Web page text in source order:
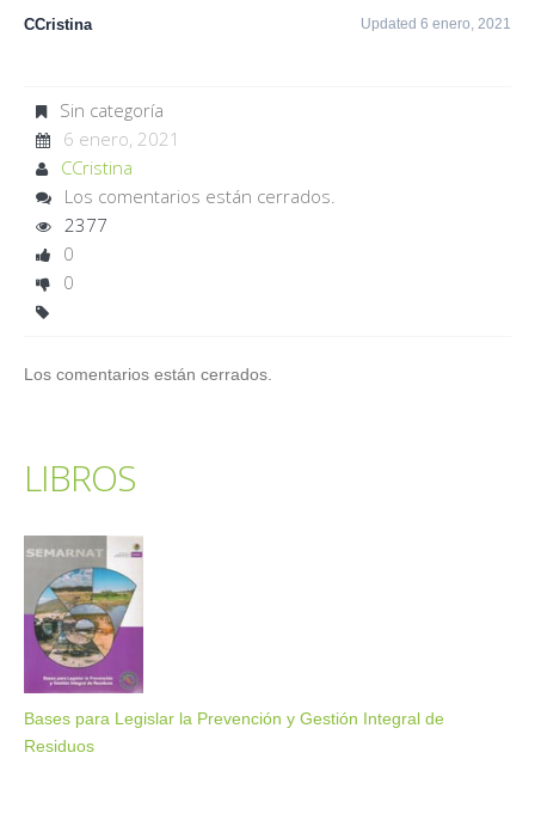
CCristina Updated 6 enero, 2021
Sin categoría
6 enero, 2021
CCristina
Los comentarios están cerrados.
2377
0
0
Los comentarios están cerrados.
LIBROS
Bases para Legislar la Prevención y Gestión Integral de
Residuos